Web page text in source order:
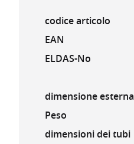
codice articolo
EAN
ELDAS-No
dimensione esterna
Peso
dimensioni dei tubi